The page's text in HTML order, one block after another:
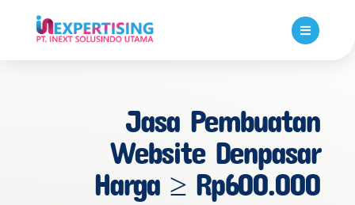

Jasa Pembuatan
Website Denpasar
Harga ≥ Rp600.000